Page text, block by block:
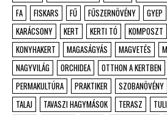
FA
FISKARS FŰ FŰSZERNÖVÉNY GYEP
KARÁCSONY
KERT KERTI TÓ KOMPOSZT
KONYHAKERT
MAGASÁGYÁS MAGVETÉS
NAGYVILÁG
ORCHIDEA OTTHON A KERTBEN
PERMAKULTÚRA
PRAKTIKER SZOBANÖVÉNY
TALAJ
TAVASZI HAGYMÁSOK TERASZ